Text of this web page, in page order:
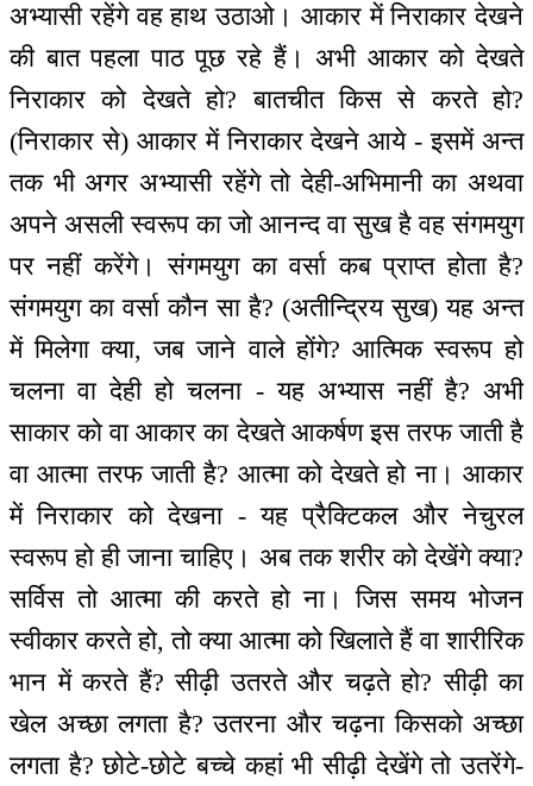
अभ्यासी रहेंगे वह हाथ उठाओ। आकार में निराकार देखने
की बात पहला पाठ पूछ रहे हैं। अभी आकार को देखते
निराकार को देखते हो? बातचीत किस से करते हो?
(निराकार से) आकार में निराकार देखने आये - इसमें अन्त
तक भी अगर अभ्यासी रहेंगे तो देही-अभिमानी का अथवा
अपने असली स्वरूप का जो आनन्द वा सुख है वह संगमयुग
पर नहीं करेंगे। संगमयुग का वर्सा कब प्राप्त होता है?
संगमयुग का वर्सा कौन सा है? (अतीन्द्रिय सुख) यह अन्त
में मिलेगा क्या, जब जाने वाले होंगे? आत्मिक स्वरूप हो
चलना वा देही हो चलना - यह अभ्यास नहीं है? अभी
साकार को वा आकार का देखते आकर्षण इस तरफ जाती है
वा आत्मा तरफ जाती है? आत्मा को देखते हो ना। आकार
में निराकार को देखना - यह प्रैक्टिकल और नेचुरल
स्वरूप हो ही जाना चाहिए। अब तक शरीर को देखेंगे क्या?
सर्विस तो आत्मा की करते हो ना। जिस समय भोजन
स्वीकार करते हो, तो क्या आत्मा को खिलाते हैं वा शारीरिक
भान में करते हैं? सीढ़ी उतरते और चढ़ते हो? सीढ़ी का
खेल अच्छा लगता है? उतरना और चढ़ना किसको अच्छा
लगता है? छोटे-छोटे बच्चे कहां भी सीढ़ी देखेंगे तो उतरेंगे-